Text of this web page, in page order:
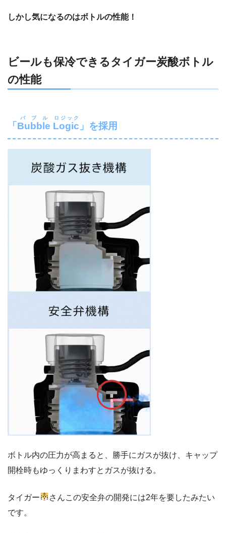
しかし気になるのはボトルの性能！
ビールも保冷できるタイガー炭酸ボトル
の性能
「 Bubble
バブル
Logic
ロジック
」を採用
ボトル内の圧力が高まると、勝手にガスが抜け、キャップ
開栓時もゆっくりまわすとガスが抜ける。
タイガー
さんこの安全弁の開発には2年を要したみたい
です。